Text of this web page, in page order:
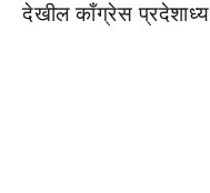
देखील काँग्रेस